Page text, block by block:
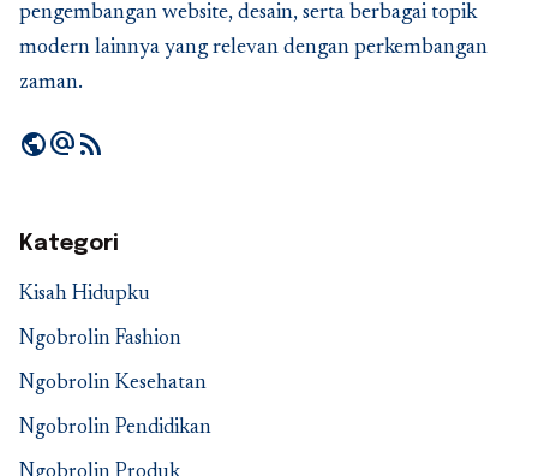
pengembangan website, desain, serta berbagai topik
modern lainnya yang relevan dengan perkembangan
zaman.
publicalternate_emailrss_feed
Kategori
Kisah Hidupku
Ngobrolin Fashion
Ngobrolin Kesehatan
Ngobrolin Pendidikan